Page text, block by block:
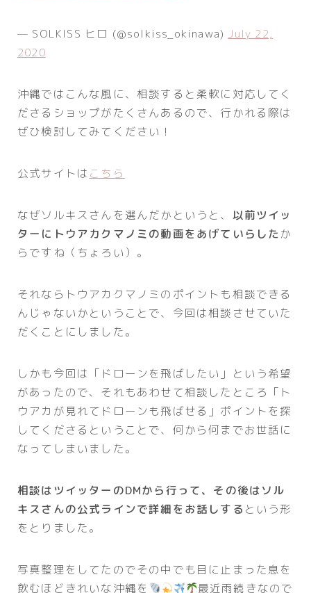
— SOLKISS ヒロ (@solkiss_okinawa) July 22,
2020
沖縄ではこんな風に、相談すると柔軟に対応してく
ださるショップがたくさんあるので、行かれる際は
ぜひ検討してみてください！
公式サイトは こちら
なぜソルキスさんを選んだかというと、 以前ツイッ
ターにトウアカクマノミの動画をあげていらしたか
らですね（ちょろい）。
それならトウアカクマノミのポイントも相談できる
んじゃないかということで、今回は相談させていた
だくことにしました。
しかも今回は「ドローンを飛ばしたい」という希望
があったので、それもあわせて相談したところ「ト
ウアカが見れてドローンも飛ばせる」ポイントを探
してくださるということで、何から何までお世話に
なってしまいました。
相談はツイッターのDMから行って、その後はソル
キスさんの公式ラインで詳細をお話しする という形
をとりました。
写真整理をしてたのでその中でも目に止まった息を
飲むほどきれいな沖縄を
最近雨続きなので